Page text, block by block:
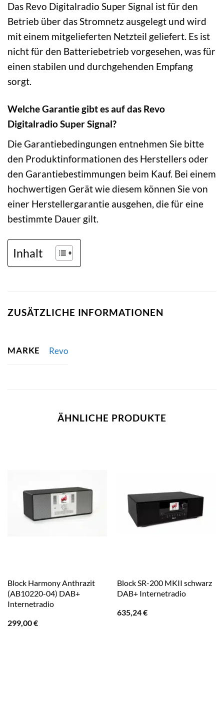
Das Revo Digitalradio Super Signal ist für den
Betrieb über das Stromnetz ausgelegt und wird
mit einem mitgelieferten Netzteil geliefert. Es ist
nicht für den Batteriebetrieb vorgesehen, was für
einen stabilen und durchgehenden Empfang
sorgt.
Welche Garantie gibt es auf das Revo
Digitalradio Super Signal?
Die Garantiebedingungen entnehmen Sie bitte
den Produktinformationen des Herstellers oder
den Garantiebestimmungen beim Kauf. Bei einem
hochwertigen Gerät wie diesem können Sie von
einer Herstellergarantie ausgehen, die für eine
bestimmte Dauer gilt.
Inhalt
ZUSÄTZLICHE INFORMATIONEN
MARKE Revo
ÄHNLICHE PRODUKTE
Block Harmony Anthrazit
(AB10220-04) DAB+
Internetradio
299,00€
Block SR-200 MKII schwarz
DAB+ Internetradio
635,24€